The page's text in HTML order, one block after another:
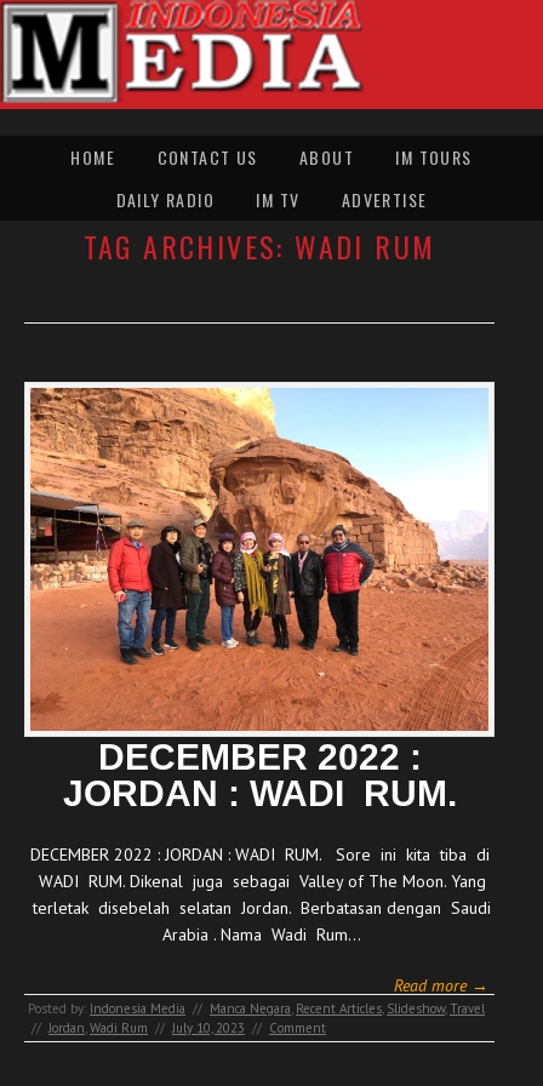
HOME CONTACT US ABOUT
IM TOURS
DAILY RADIO
IM TV ADVERTISE
TAG ARCHIVES: WADI RUM
DECEMBER 2022 :
JORDAN : WADI RUM.
DECEMBER 2022 : JORDAN : WADI RUM. Sore ini kita tiba di
WADI RUM. Dikenal juga sebagai Valley of The Moon. Yang
terletak disebelah selatan Jordan. Berbatasan dengan Saudi
Arabia . Nama Wadi Rum…
Read more →
Posted by: Indonesia Media // Manca Negara, Recent Articles, Slideshow,Travel
// Jordan,Wadi Rum // July 10, 2023 // Comment